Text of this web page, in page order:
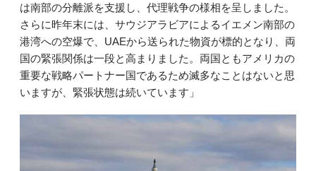
は南部の分離派を支援し、代理戦争の様相を呈しました。
さらに昨年末には、サウジアラビアによるイエメン南部の
港湾への空爆で、UAEから送られた物資が標的となり、両
国の緊張関係は一段と高まりました。両国ともアメリカの
重要な戦略パートナー国であるため滅多なことはないと思
いますが、緊張状態は続いています」